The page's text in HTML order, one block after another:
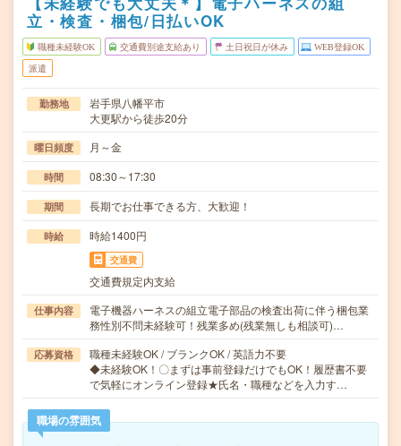
立・検査・梱包/日払いOK
職種未経験OK 交通費別途支給あり 土日祝日が休み WEB登録OK
派遣
勤務地
岩手県八幡平市
大更駅から徒歩20分
曜日頻度 月～金
時間 08:30～17:30
期間 長期でお仕事できる方、大歓迎！
時給 時給1400円
交通費
交通費規定内支給
仕事内容
電子機器ハーネスの組立電子部品の検査出荷に伴う梱包業
務性別不問未経験可！残業多め(残業無しも相談可)…
応募資格
職種未経験OK / ブランクOK / 英語力不要
◆未経験OK！〇まずは事前登録だけでもOK！履歴書不要
で気軽にオンライン登録★氏名・職種などを入力す…
職場の雰囲気